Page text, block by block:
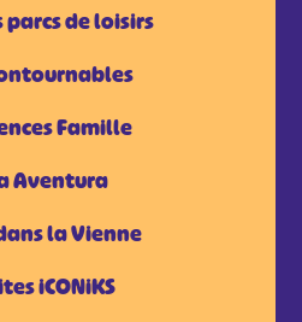
parcs de loisirs
Famille
Aventura
la Vienne
iCONiKS